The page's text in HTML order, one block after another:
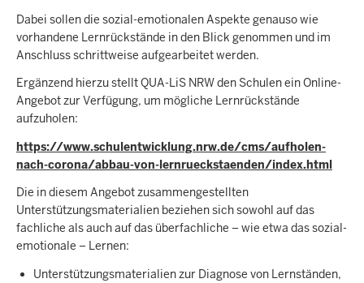
Dabei sollen die sozial-emotionalen Aspekte genauso wie
vorhandene Lernrückstände in den Blick genommen und im
Anschluss schrittweise aufgearbeitet werden.
Ergänzend hierzu stellt QUA-LiS NRW den Schulen ein Online-
Angebot zur Verfügung, um mögliche Lernrückstände
aufzuholen:
https://www.schulentwicklung.nrw.de/cms/aufholen-
nach-corona/abbau-von-lernrueckstaenden/index.html
Die in diesem Angebot zusammengestellten
Unterstützungsmaterialien beziehen sich sowohl auf das
fachliche als auch auf das überfachliche – wie etwa das sozial-
emotionale – Lernen:
Unterstützungsmaterialien zur Diagnose von Lernständen,